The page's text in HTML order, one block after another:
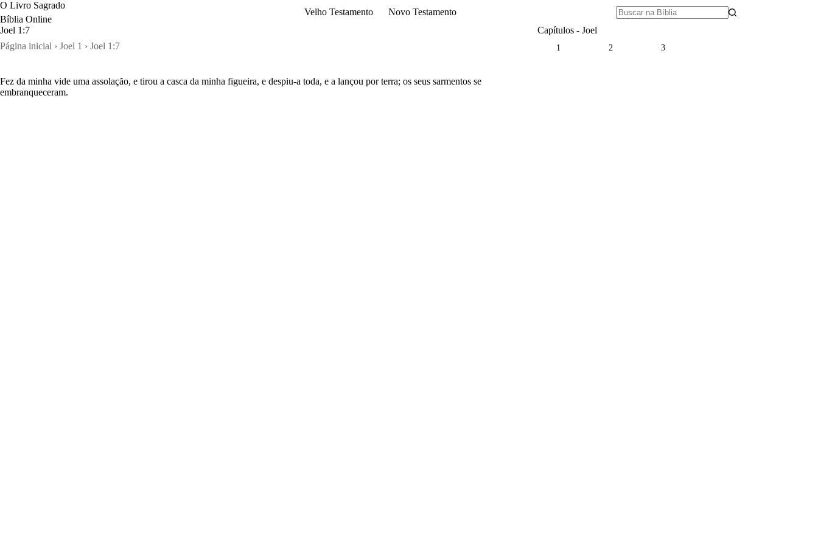
Pular
para
o
O Livro Sagrado
Bíblia Online
Velho Testamento
Novo Testamento
Joel 1:7
Página inicial › Joel 1 › Joel 1:7
Fez da minha vide uma assolação, e tirou a casca da minha figueira, e despiu-a toda, e a lançou por terra; os seus sarmentos se
embranqueceram.
Capítulos - Joel
1 2 3